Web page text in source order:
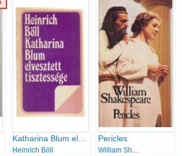
Heinrich Böll
Pericles
William Shakespeare